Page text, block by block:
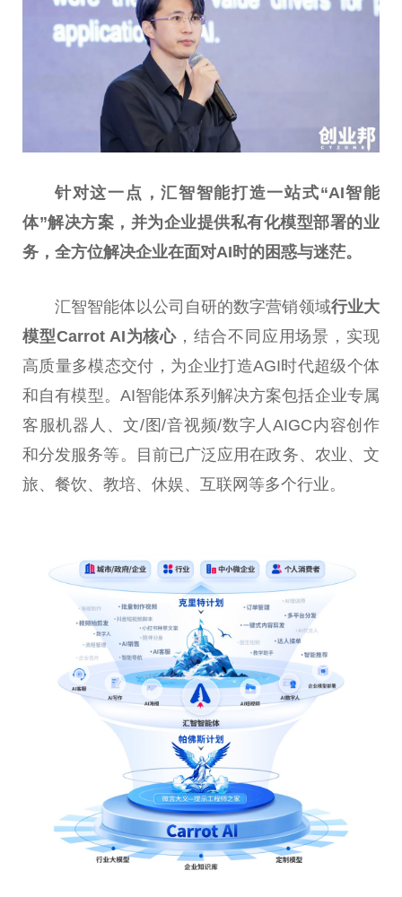
针对这一点，汇智智能打造一站式“AI智能
体”解决方案，并为企业提供私有化模型部署的业
务，全方位解决企业在面对AI时的困惑与迷茫。
汇智智能体以公司自研的数字营销领域行业大
模型Carrot AI为核心 ，结合不同应用场景，实现
高质量多模态交付，为企业打造AGI时代超级个体
和自有模型。AI智能体系列解决方案包括企业专属
客服机器人、文/图/音视频/数字人AIGC内容创作
和分发服务等。目前已广泛应用在政务、农业、文
旅、餐饮、教培、休娱、互联网等多个行业。